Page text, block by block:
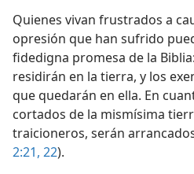
Quienes vivan frustrados a
opresión que han sufrido
fidedigna promesa de la
residirán en la tierra, y los
que quedarán en ella. En
cortados de la mismísima
traicioneros, serán
2:21, 22).